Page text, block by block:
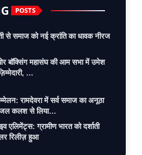
POSTS
से समाज को नई क्रांति का धावक नीरज
बॉक्सिंग महासंघ की आम सभा में उमेश
…
रामदेवरा में सर्व समाज का अनूठा
कलश से लिया…
एलिमेंट्स: ग्रामीण भारत को दर्शाती
रिलीज़ हुआ